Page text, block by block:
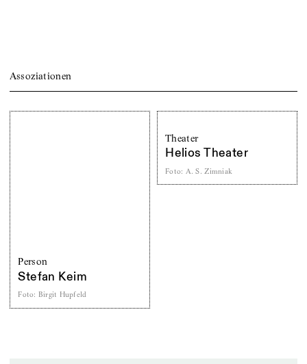
Assoziationen
Person
Stefan Keim
Foto: Birgit Hupfeld
Theater
Helios Theater
Foto: A. S. Zimniak